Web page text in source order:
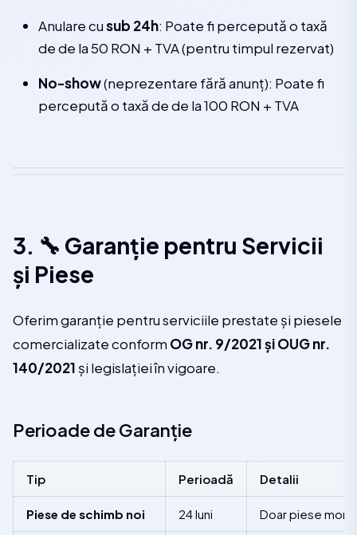
Anulare cusub 24h: Poate fi percepută o taxă
de de la 50 RON + TVA (pentru timpul rezervat)
No-show(neprezentare fără anunț): Poate fi
percepută o taxă de de la 100 RON + TVA
3. 🔧 Garanție pentru Servicii
și Piese
Oferim garanție pentru serviciile prestate și piesele
comercializate conform OG nr. 9/2021 și OUG nr.
140/2021 și legislației în vigoare.
Perioade de Garanție
Tip Perioadă Detalii
Piese de schimb noi 24 luni Doar piese